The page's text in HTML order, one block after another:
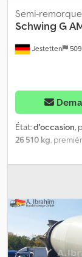
Jestetten
Semi-
Schwing G
État:d'occasion,
26 510 kg ,
air, poids en